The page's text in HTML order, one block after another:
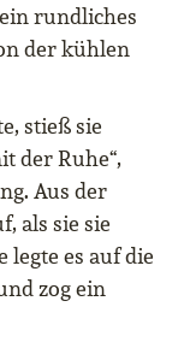
rundliches
der kühlen
stieß sie
der Ruhe“,
Aus der
als sie sie
legte es auf die
zog ein